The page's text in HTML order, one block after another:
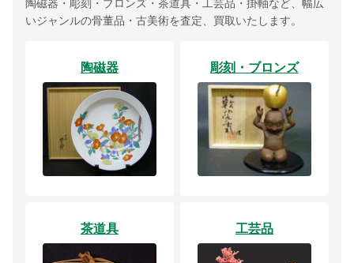
いジャンルの骨董品・古美術を査定、買取いたします。
陶磁器 彫刻・ブロンズ
茶道具 工芸品